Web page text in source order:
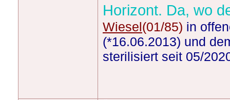
Horizont. Da, wo
Wiesel(01/85) in
(*16.06.2013) und
sterilisiert seit 05/